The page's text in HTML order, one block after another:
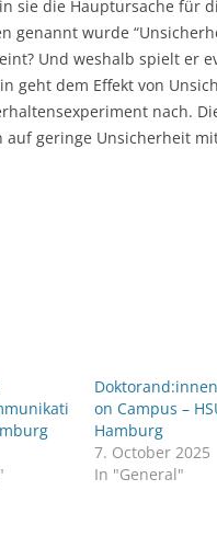
sie die Hauptursache für
genannt wurde
Und weshalb spielt er
geht dem Effekt von
nach.
auf geringe Unsicherheit
on Campus –
Hamburg
7. October 2025
In "General"